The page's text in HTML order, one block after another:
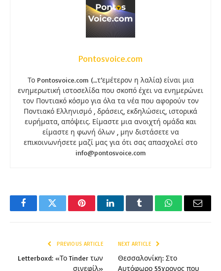
Pontosvoice.com
Το Pontosvoice.com (…τ’εμέτερον η λαλία) είναι μια
ενημερωτική ιστοσελίδα που σκοπό έχει να ενημερώνει
τον Ποντιακό κόσμο για όλα τα νέα που αφορούν τον
Ποντιακό Ελληνισμό , δράσεις, εκδηλώσεις, ιστορικά
ευρήματα, απόψεις. Είμαστε μια ανοιχτή ομάδα και
είμαστε η φωνή όλων , μην διστάσετε να
επικοινωνήσετε μαζί μας για ότι σας απασχολεί στο
info@pontosvoice.com
FacebookTwitter PinterestLinkedInTumblr WhatsAppEmail
PREVIOUS ARTICLE
Letterboxd: «Το Tinder των
σινεφίλ»
NEXT ARTICLE
Θεσσαλονίκη: Στο
Αυτόφωρο 55χρονος που